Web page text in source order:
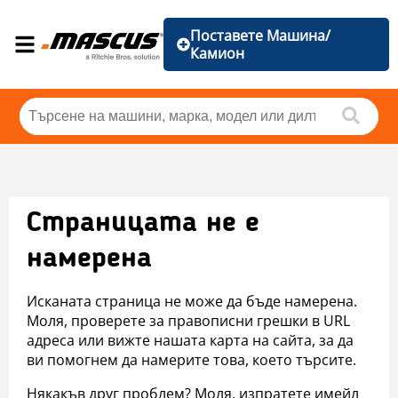
Поставете Машина/
Камион
Страницата не е
намерена
Исканата страница не може да бъде намерена.
Моля, проверете за правописни грешки в URL
адреса или вижте нашата карта на сайта, за да
ви помогнем да намерите това, което търсите.
Някакъв друг проблем? Моля, изпратете имейл